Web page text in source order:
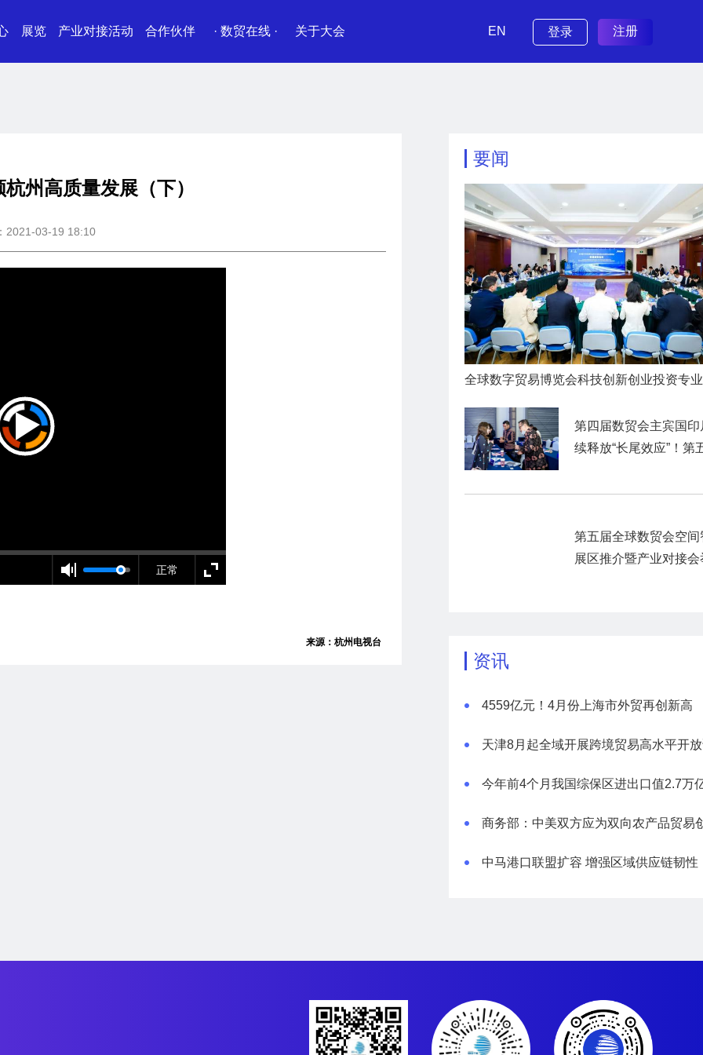
展览 产业对接活动 合作伙伴 · 数贸在线 · 关于大会 EN 登录 注册
州高质量发展（下）
2021-03-19 18:10
正常
来源：杭州电视台
要闻
第四届数贸会主宾国印
续释放“长尾效应”！第
暨“数贸客商中国行”圆
第五届全球数贸会空间
展区推介暨产业对接会
资讯
4559亿元！4月份上海市外贸再创新高
天津8月起全域开展跨境贸易高水平开
中马港口联盟扩容 增强区域供应链韧性